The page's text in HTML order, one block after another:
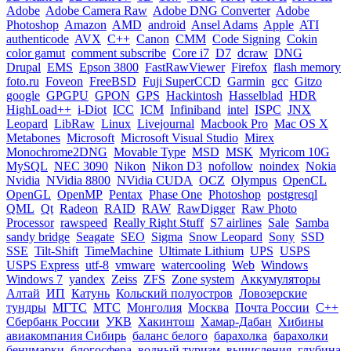
Adobe Adobe Camera Raw Adobe DNG Converter Adobe
Photoshop Amazon AMD android Ansel Adams Apple ATI
authenticode AVX C++ Canon CMM Code Signing Cokin
color gamut comment subscribe Core i7 D7 dcraw DNG
Drupal EMS Epson 3800 FastRawViewer Firefox flash memory
foto.ru Foveon FreeBSD Fuji SuperCCD Garmin gcc Gitzo
google GPGPU GPON GPS Hackintosh Hasselblad HDR
HighLoad++ i-Diot ICC ICM Infiniband intel ISPC JNX
Leopard LibRaw Linux Livejournal Macbook Pro Mac OS X
Metabones Microsoft Microsoft Visual Studio Mirex
Monochrome2DNG Movable Type MSD MSK Myricom 10G
MySQL NEC 3090 Nikon Nikon D3 nofollow noindex Nokia
Nvidia NVidia 8800 NVidia CUDA OCZ Olympus OpenCL
OpenGL OpenMP Pentax Phase One Photoshop postgresql
QML Qt Radeon RAID RAW RawDigger Raw Photo
Processor rawspeed Really Right Stuff S7 airlines Sale Samba
sandy bridge Seagate SEO Sigma Snow Leopard Sony SSD
SSE Tilt-Shift TimeMachine Ultimate Lithium UPS USPS
USPS Express utf-8 vmware watercooling Web Windows
Windows 7 yandex Zeiss ZFS Zone system Аккумуляторы
Алтай ИП Катунь Кольский полуостров Ловозерские
тундры МГТС МТС Монголия Москва Почта России С++
Сбербанк России УКВ Хакинтош Хамар-Дабан Хибины
авиакомпания Сибирь баланс белого барахолка барахолки